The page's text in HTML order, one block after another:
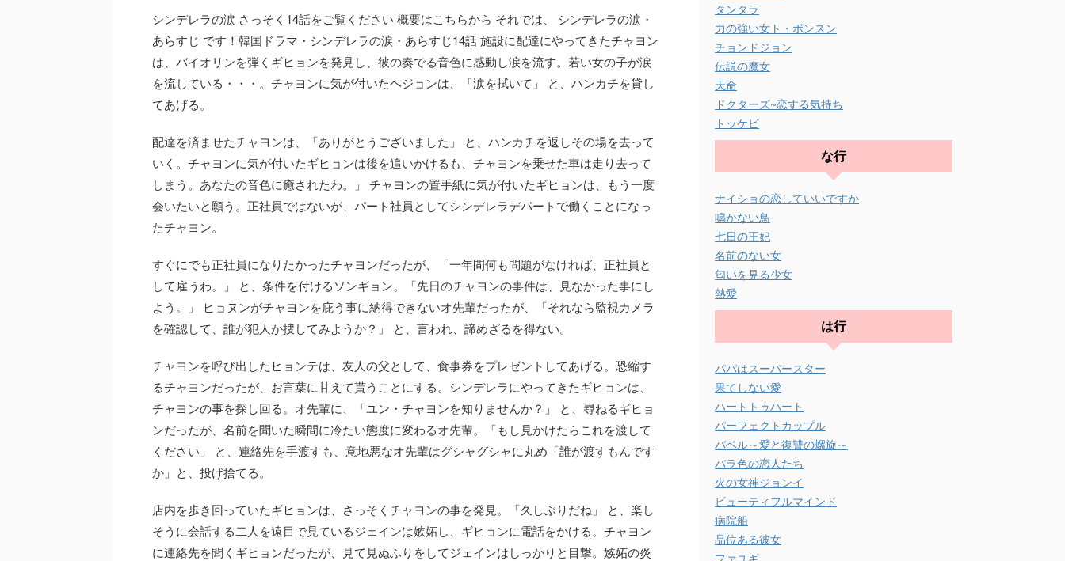
シンデレラの涙 さっそく14話をご覧ください 概要はこちらから それでは、 シンデレラの涙・
あらすじ です！韓国ドラマ・シンデレラの涙・あらすじ14話 施設に配達にやってきたチャヨン
は、バイオリンを弾くギヒョンを発見し、彼の奏でる音色に感動し涙を流す。若い女の子が涙
を流している・・・。チャヨンに気が付いたヘジョンは、「涙を拭いて」 と、ハンカチを貸し
てあげる。
配達を済ませたチャヨンは、「ありがとうございました」 と、ハンカチを返しその場を去って
いく。チャヨンに気が付いたギヒョンは後を追いかけるも、チャヨンを乗せた車は走り去って
しまう。あなたの音色に癒されたわ。」 チャヨンの置手紙に気が付いたギヒョンは、もう一度
会いたいと願う。正社員ではないが、パート社員としてシンデレラデパートで働くことになっ
たチャヨン。
すぐにでも正社員になりたかったチャヨンだったが、「一年間何も問題がなければ、正社員と
して雇うわ。」 と、条件を付けるソンギョン。「先日のチャヨンの事件は、見なかった事にし
よう。」 ヒョヌンがチャヨンを庇う事に納得できないオ先輩だったが、「それなら監視カメラ
を確認して、誰が犯人か捜してみようか？」 と、言われ、諦めざるを得ない。
チャヨンを呼び出したヒョンテは、友人の父として、食事券をプレゼントしてあげる。恐縮す
るチャヨンだったが、お言葉に甘えて貰うことにする。シンデレラにやってきたギヒョンは、
チャヨンの事を探し回る。オ先輩に、「ユン・チャヨンを知りませんか？」 と、尋ねるギヒョ
ンだったが、名前を聞いた瞬間に冷たい態度に変わるオ先輩。「もし見かけたらこれを渡して
ください」 と、連絡先を手渡すも、意地悪なオ先輩はグシャグシャに丸め「誰が渡すもんです
か」と、投げ捨てる。
店内を歩き回っていたギヒョンは、さっそくチャヨンの事を発見。「久しぶりだね」 と、楽し
そうに会話する二人を遠目で見ているジェインは嫉妬し、ギヒョンに電話をかける。チャヨン
に連絡先を聞くギヒョンだったが、見て見ぬふりをしてジェインはしっかりと目撃。嫉妬の炎
タンタラ
力の強い女ト・ボンスン
チョンドジョン
伝説の魔女
天命
ドクターズ~恋する気持ち
トッケビ
な行
ナイショの恋していいですか
鳴かない鳥
七日の王妃
名前のない女
匂いを見る少女
熱愛
は行
パパはスーパースター
果てしない愛
ハートトゥハート
パーフェクトカップル
バベル～愛と復讐の螺旋～
バラ色の恋人たち
火の女神ジョンイ
ビューティフルマインド
病院船
品位ある彼女
ファユギ